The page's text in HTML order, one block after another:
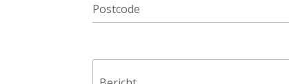
Postcode